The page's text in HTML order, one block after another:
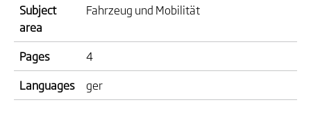
Subject
area
Fahrzeug und Mobilität
Pages
4
Languages
ger